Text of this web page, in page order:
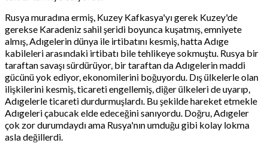
Rusya muradına ermiş, Kuzey Kafkasya'yı gerek Kuzey'de
gerekse Karadeniz sahil şeridi boyunca kuşatmış, emniyete
almış, Adıgelerin dünya ile irtibatını kesmiş, hatta Adıge
kabileleri arasındaki irtibatı bile tehlikeye sokmuştu. Rusya bir
taraftan savaşı sürdürüyor, bir taraftan da Adıgelerin maddi
gücünü yok ediyor, ekonomilerini boğuyordu. Dış ülkelerle olan
ilişkilerini kesmiş, ticareti engellemiş, diğer ülkeleri de uyarıp,
Adıgelerle ticareti durdurmuşlardı. Bu şekilde hareket etmekle
Adıgeleri çabucak elde edeceğini sanıyordu. Doğru, Adıgeler
çok zor durumdaydı ama Rusya'nın umduğu gibi kolay lokma
asla değillerdi.